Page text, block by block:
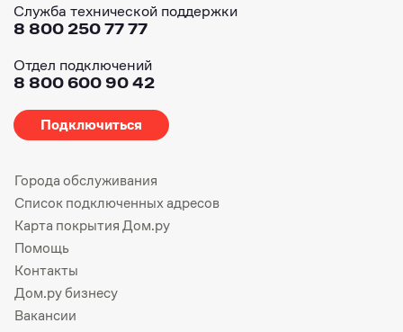
Служба технической поддержки
8 800 250 77 77
Отдел подключений
8 800 600 90 42
Подключиться
Города обслуживания
Список подключенных адресов
Карта покрытия Дом.ру
Помощь
Контакты
Дом.ру бизнесу
Вакансии